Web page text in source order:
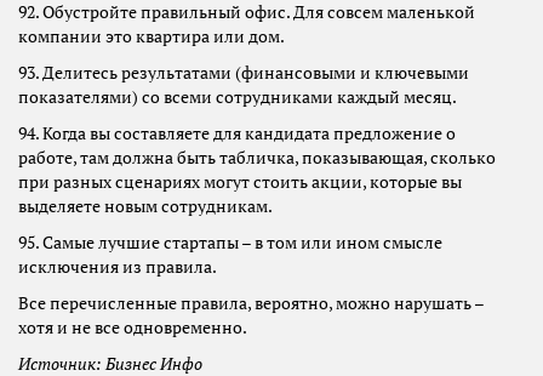
92. Обустройте правильный офис. Для совсем маленькой
компании это квартира или дом.
93. Делитесь результатами (финансовыми и ключевыми
показателями) со всеми сотрудниками каждый месяц.
94. Когда вы составляете для кандидата предложение о
работе, там должна быть табличка, показывающая, сколько
при разных сценариях могут стоить акции, которые вы
выделяете новым сотрудникам.
95. Самые лучшие стартапы – в том или ином смысле
исключения из правила.
Все перечисленные правила, вероятно, можно нарушать –
хотя и не все одновременно.
Источник: Бизнес Инфо